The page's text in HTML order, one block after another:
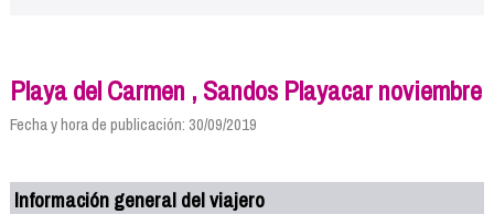
Playa del Carmen , Sandos Playacar noviembre
Fecha y hora de publicación: 30/09/2019
Información general del viajero